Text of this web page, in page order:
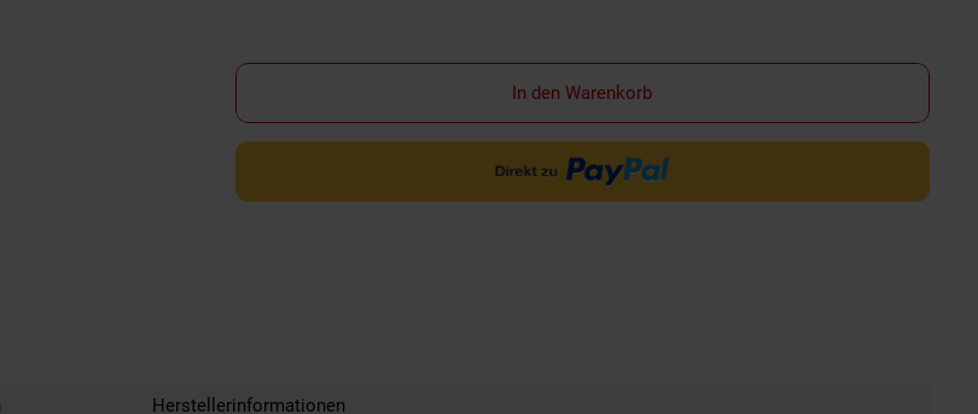
In den Warenkorb
Herstellerinformationen